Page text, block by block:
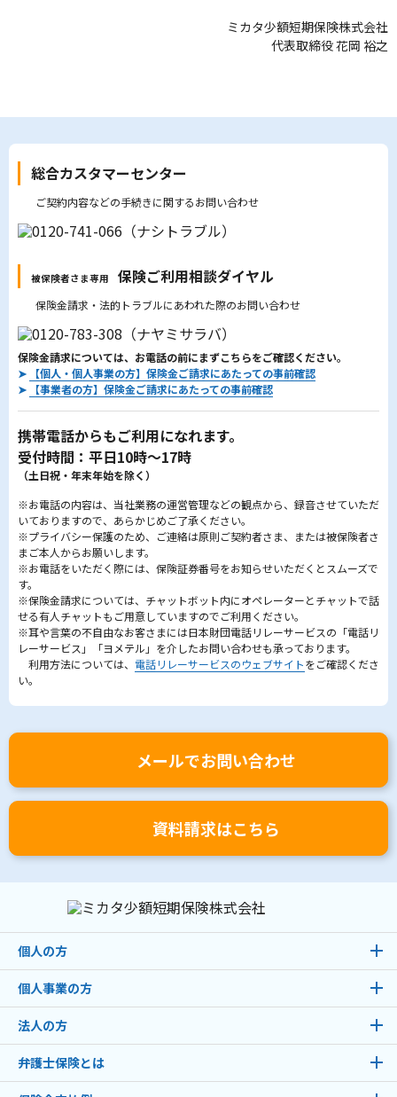
ミカタ少額短期保険株式会社
代表取締役 花岡 裕之
総合カスタマーセンター
ご契約内容などの手続きに関するお問い合わせ
被保険者さま専用 保険ご利用相談ダイヤル
保険金請求・法的トラブルにあわれた際のお問い合わせ
保険金請求については、お電話の前にまずこちらをご確認ください。
➤
【個人・個人事業の方】保険金ご請求にあたっての事前確認
➤
【事業者の方】保険金ご請求にあたっての事前確認
携帯電話からもご利用になれます。
受付時間：平日10時～17時
（土日祝・年末年始を除く）
※お電話の内容は、当社業務の運営管理などの観点から、録音させていただ
いておりますので、あらかじめご了承ください。
※プライバシー保護のため、ご連絡は原則ご契約者さま、または被保険者さ
まご本人からお願いします。
※お電話をいただく際には、保険証券番号をお知らせいただくとスムーズで
す。
※保険金請求については、チャットボット内にオペレーターとチャットで話
せる有人チャットもご用意していますのでご利用ください。
※耳や言葉の不自由なお客さまには日本財団電話リレーサービスの「電話リ
レーサービス」「ヨメテル」を介したお問い合わせも承っております。
利用方法については、 電話リレーサービスのウェブサイトをご確認くださ
い。
メールでお問い合わせ
資料請求はこちら
個人の方
個人事業の方
法人の方
弁護士保険とは